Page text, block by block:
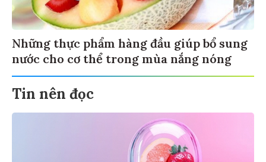
Những thực phẩm hàng đầu giúp bổ sung
nước cho cơ thể trong mùa nắng nóng
Tin nên đọc